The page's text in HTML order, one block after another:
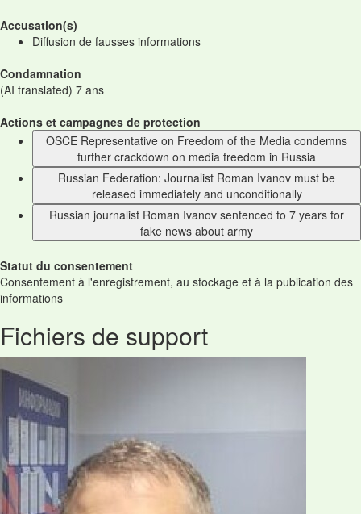
Accusation(s)
Diffusion de fausses informations
Condamnation
(AI translated) 7 ans
Actions et campagnes de protection
OSCE Representative on Freedom of the Media condemns
further crackdown on media freedom in Russia
Russian Federation: Journalist Roman Ivanov must be
released immediately and unconditionally
Russian journalist Roman Ivanov sentenced to 7 years for
fake news about army
Statut du consentement
Consentement à l'enregistrement, au stockage et à la publication des
informations
Fichiers de support